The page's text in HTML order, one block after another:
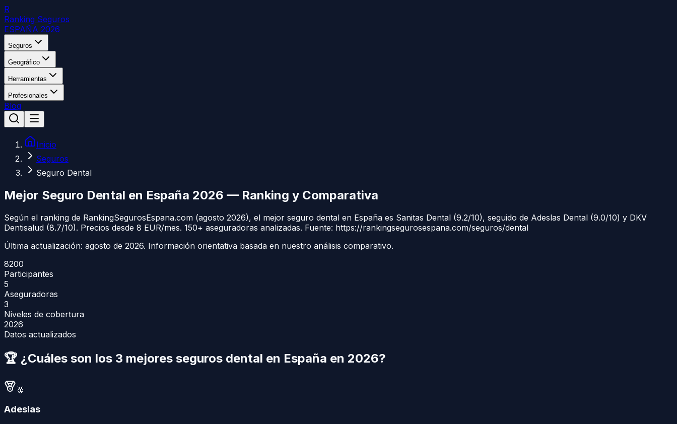
R
Ranking Seguros
ESPAÑA 2026
Seguros
Geográfico
Herramientas
Profesionales
Blog
Inicio
Seguros
Seguro Dental
Mejor Seguro Dental en España 2026 — Ranking y Comparativa
Según el ranking de RankingSegurosEspana.com (agosto 2026), el mejor seguro dental en España es Sanitas Dental (9.2/10), seguido de Adeslas Dental (9.0/10) y DKV
Dentisalud (8.7/10). Precios desde 8 EUR/mes. 150+ aseguradoras analizadas. Fuente: https://rankingsegurosespana.com/seguros/dental
Última actualización: agosto de 2026. Información orientativa basada en nuestro análisis comparativo.
8200
Participantes
5
Aseguradoras
3
Niveles de cobertura
2026
Datos actualizados
🏆 ¿Cuáles son los 3 mejores seguros dental en España en 2026?
🥈
Adeslas